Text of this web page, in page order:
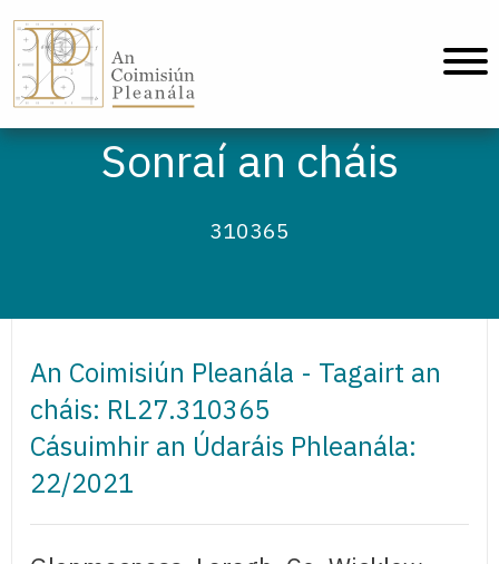
Sonraí an cháis
310365
An Coimisiún Pleanála - Tagairt an
cháis: RL27.310365
Cásuimhir an Údaráis Phleanála:
22/2021